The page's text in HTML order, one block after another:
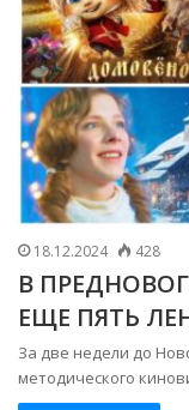
18.12.2024 428
В
ЕЩЕ ПЯТЬ
За две недели до
методического